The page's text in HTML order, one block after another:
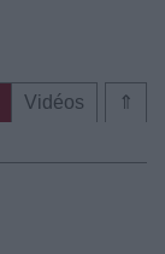
⇑
Vidéos